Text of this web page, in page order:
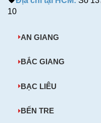
10
AN GIANG
BẮC GIANG
BẠC LIÊU
BẾN TRE